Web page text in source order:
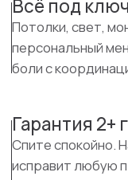
Ответьте
получите
Расчёт стоимости